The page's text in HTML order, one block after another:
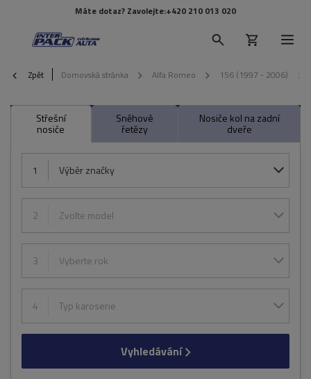
Máte dotaz? Zavolejte:+420 210 013 020
Zpět Domovská stránka Alfa Romeo 156 (1997 - 2006)
Střešní
nosiče
Sněhové
řetězy
Nosiče kol na zadní
dveře
1 Výběr značky
2 Zvolte model
3 Vyberte rok
4 Typ karoserie
Vyhledávání